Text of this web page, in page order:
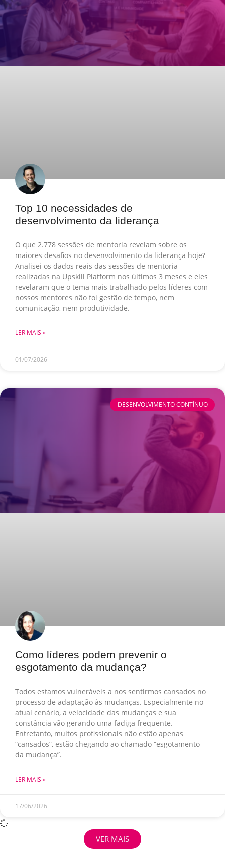
Top 10 necessidades de
desenvolvimento da liderança
O que 2.778 sessões de mentoria revelam sobre os
maiores desafios no desenvolvimento da liderança hoje?
Analisei os dados reais das sessões de mentoria
realizadas na Upskill Platform nos últimos 3 meses e eles
revelaram que o tema mais trabalhado pelos líderes com
nossos mentores não foi gestão de tempo, nem
comunicação, nem produtividade.
LER MAIS »
01/07/2026
DESENVOLVIMENTO CONTÍNUO
Como líderes podem prevenir o
esgotamento da mudança?
Todos estamos vulneráveis a nos sentirmos cansados no
processo de adaptação às mudanças. Especialmente no
atual cenário, a velocidade das mudanças e sua
constância vão gerando uma fadiga frequente.
Entretanto, muitos profissionais não estão apenas
“cansados”, estão chegando ao chamado “esgotamento
da mudança”.
LER MAIS »
17/06/2026
VER MAIS